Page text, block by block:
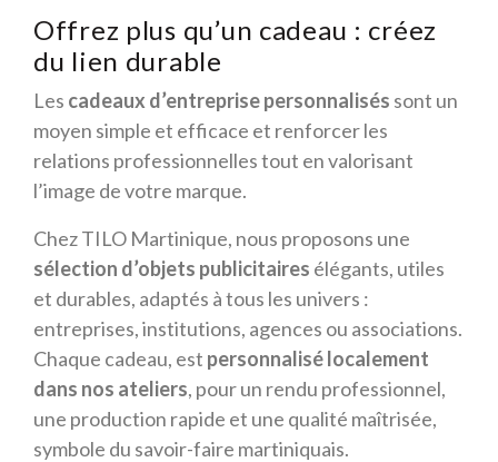
Offrez plus qu’un cadeau : créez
du lien durable
Les cadeaux d’entreprise personnalisés sont un
moyen simple et efficace et renforcer les
relations professionnelles tout en valorisant
l’image de votre marque.
Chez TILO Martinique, nous proposons une
sélection d’objets publicitaires élégants, utiles
et durables, adaptés à tous les univers :
entreprises, institutions, agences ou associations.
Chaque cadeau, est personnalisé localement
dans nos ateliers, pour un rendu professionnel,
une production rapide et une qualité maîtrisée,
symbole du savoir-faire martiniquais.